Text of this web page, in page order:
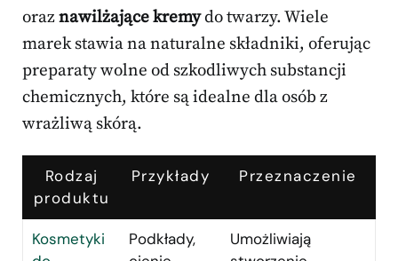
oraznawilżające kremydo twarzy. Wiele
marek stawia na naturalne składniki, oferując
preparaty wolne od szkodliwych substancji
chemicznych, które są idealne dla osób z
wrażliwą skórą.
Rodzaj
produktu
Przykłady Przeznaczenie
Kosmetyki
Podkłady,
Umożliwiają